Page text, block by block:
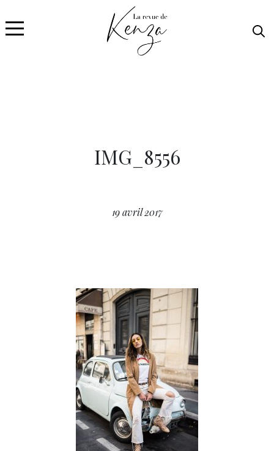
IMG_8556
19 avril 2017